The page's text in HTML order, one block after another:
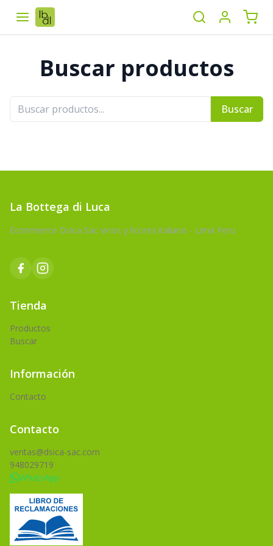
Buscar productos
Buscar
La Bottega di Luca
Ecommerce Dsica Sac vinos y licores italiano - Lima Peru
Tienda
Productos
Buscar
Información
Contacto
Contacto
ventas@dsica-sac.com
948029719
WhatsApp